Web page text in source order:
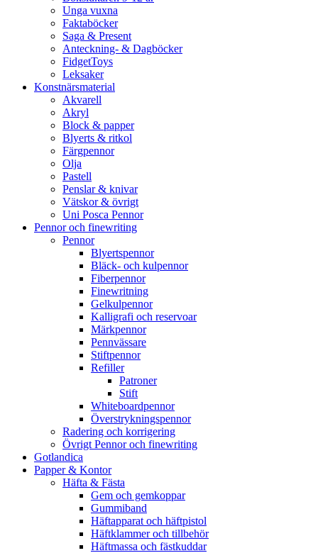
Unga vuxna
Faktaböcker
Saga & Present
Anteckning- & Dagböcker
FidgetToys
Leksaker
Konstnärsmaterial
Akvarell
Akryl
Block & papper
Blyerts & ritkol
Färgpennor
Olja
Pastell
Penslar & knivar
Vätskor & övrigt
Uni Posca Pennor
Pennor och finewriting
Pennor
Blyertspennor
Bläck- och kulpennor
Fiberpennor
Finewritning
Gelkulpennor
Kalligrafi och reservoar
Märkpennor
Pennvässare
Stiftpennor
Refiller
Patroner
Stift
Whiteboardpennor
Överstrykningspennor
Radering och korrigering
Övrigt Pennor och finewriting
Gotlandica
Papper & Kontor
Häfta & Fästa
Gem och gemkoppar
Gummiband
Häftapparat och häftpistol
Häftklammer och tillbehör
Häftmassa och fästkuddar